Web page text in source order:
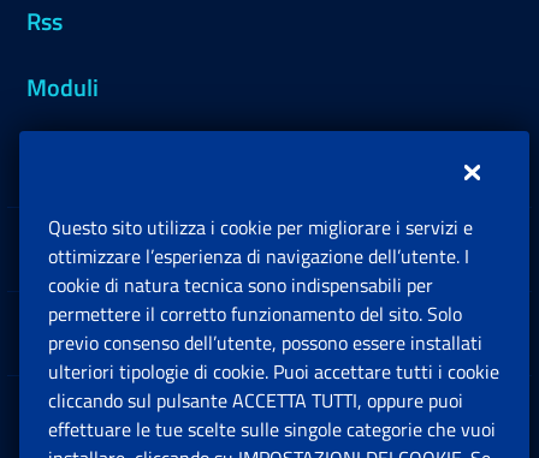
Rss
Moduli
Sedi e Contatti
Software
Note Legali
Questo sito utilizza i cookie per migliorare i servizi e
ottimizzare l’esperienza di navigazione dell’utente. I
cookie di natura tecnica sono indispensabili per
permettere il corretto funzionamento del sito. Solo
previo consenso dell’utente, possono essere installati
ulteriori tipologie di cookie. Puoi accettare tutti i cookie
cliccando sul pulsante ACCETTA TUTTI, oppure puoi
effettuare le tue scelte sulle singole categorie che vuoi